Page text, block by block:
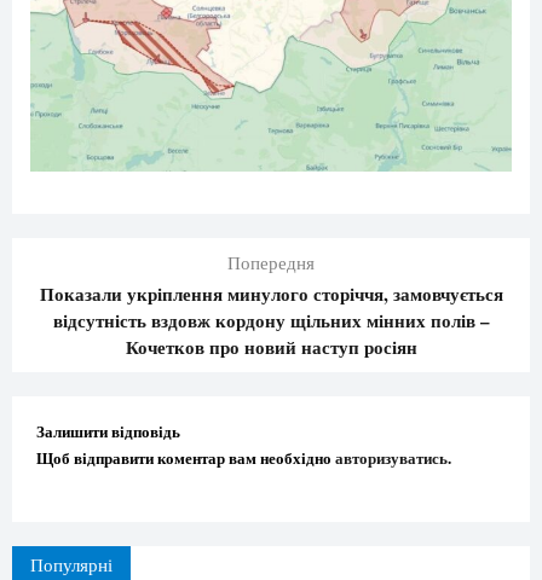
Попередня
Показали укріплення минулого сторіччя, замовчується
відсутність вздовж кордону щільних мінних полів –
Кочетков про новий наступ росіян
Залишити відповідь
Щоб відправити коментар вам необхідно авторизуватись.
Популярні